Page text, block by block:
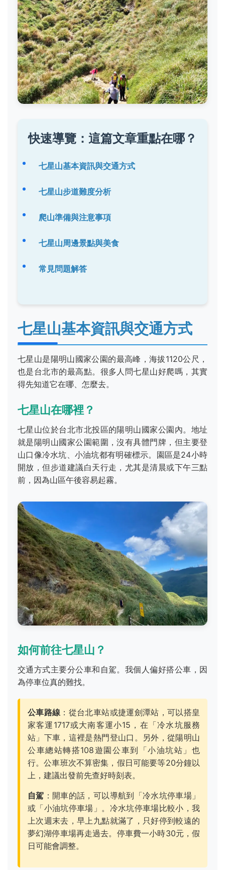
快速導覽：這篇文章重點在哪？
七星山基本資訊與交通方式
七星山步道難度分析
爬山準備與注意事項
七星山周邊景點與美食
常見問題解答
七星山基本資訊與交通方式
七星山是陽明山國家公園的最高峰，海拔1120公尺，
也是台北市的最高點。很多人問七星山好爬嗎，其實
得先知道它在哪、怎麼去。
七星山在哪裡？
七星山位於台北市北投區的陽明山國家公園內。地址
就是陽明山國家公園範圍，沒有具體門牌，但主要登
山口像冷水坑、小油坑都有明確標示。園區是24小時
開放，但步道建議白天行走，尤其是清晨或下午三點
前，因為山區午後容易起霧。
如何前往七星山？
交通方式主要分公車和自駕。我個人偏好搭公車，因
為停車位真的難找。
公車路線 ：從台北車站或捷運劍潭站，可以搭皇
家客運1717或大南客運小15，在「冷水坑服務
站」下車，這裡是熱門登山口。另外，從陽明山
公車總站轉搭108遊園公車到「小油坑站」也
行。公車班次不算密集，假日可能要等20分鐘以
上，建議出發前先查好時刻表。
自駕 ：開車的話，可以導航到「冷水坑停車場」
或「小油坑停車場」。冷水坑停車場比較小，我
上次週末去，早上九點就滿了，只好停到較遠的
夢幻湖停車場再走過去。停車費一小時30元，假
日可能會調整。